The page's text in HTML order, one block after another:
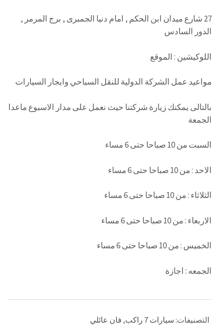
27 شارع ميدان ابن الحكم , امام دنيا الجمبرى , برج المرمر ,
الدور السادس
اللوكيشين : الموقع
مواعيد عمل الشركة الدولية للنقل السياحي وايجار السيارات
بالتالى يمكنك زيارة شركتنا حيث نعمل على مدار الاسبوع ماعدا
الجمعة
السبت من 10 صباحا حتى 6 مساء
الاحد : من 10 صباحا حتى 6 مساء
الثلاثاء : من 10 صباحا حتى 6 مساء
الاربعاء : من 10 صباحا حتى 6 مساء
الخميس : من 10 صباحا حتى 6 مساء
الجمعه : اجازة
التصنيفات: سيارات 7 راكب , فان عائلي